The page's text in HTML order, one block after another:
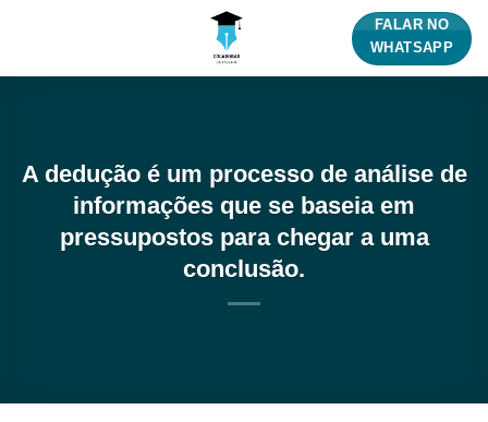
FALAR NO
WHATSAPP
A dedução é um processo de análise de
informações que se baseia em
pressupostos para chegar a uma
conclusão.